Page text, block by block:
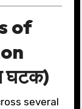
of
घटक)
several